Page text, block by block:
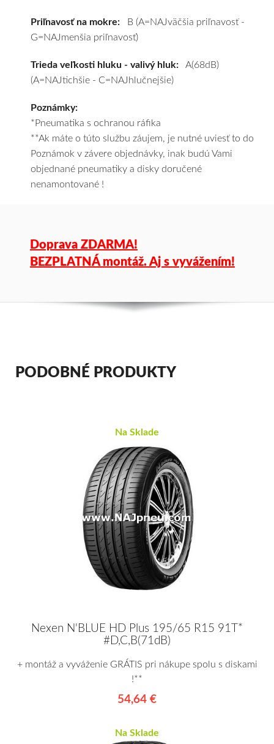
Priľnavosť na mokre: B (A=NAJväčšia priľnavosť -
G=NAJmenšia priľnavosť)
Trieda veľkosti hluku - valivý hluk: A(68dB)
(A=NAJtichšie - C=NAJhlučnejšie)
Poznámky:
*Pneumatika s ochranou ráfika
**Ak máte o túto službu záujem, je nutné uviesť to do
Poznámok v závere objednávky, inak budú Vami
objednané pneumatiky a disky doručené
nenamontované !
Doprava ZDARMA!
BEZPLATNÁ montáž. Aj s vyvážením!
PODOBNÉ PRODUKTY
Na Sklade
Nexen N'BLUE HD Plus 195/65 R15 91T*
#D,C,B(71dB)
+ montáž a vyváženie GRÁTIS pri nákupe spolu s diskami
!**
54,64 €
Na Sklade